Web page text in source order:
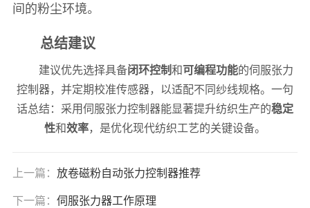
间的粉尘环境。
总结建议
建议优先选择具备闭环控制和可编程功能的伺服张力
控制器，并定期校准传感器，以适配不同纱线规格。一句
话总结：采用伺服张力控制器能显著提升纺织生产的稳定
性和效率，是优化现代纺织工艺的关键设备。
上一篇： 放卷磁粉自动张力控制器推荐
下一篇： 伺服张力器工作原理